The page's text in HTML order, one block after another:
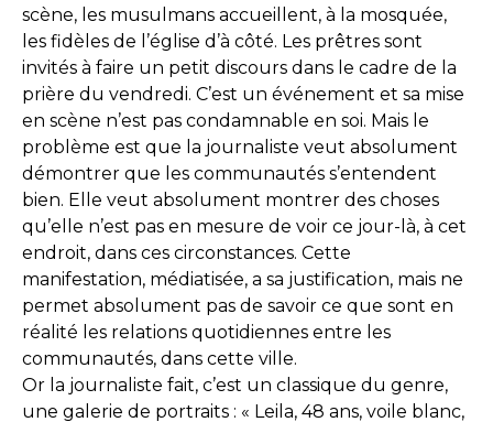
scène, les musulmans accueillent, à la mosquée,
les fidèles de l’église d’à côté. Les prêtres sont
invités à faire un petit discours dans le cadre de la
prière du vendredi. C’est un événement et sa mise
en scène n’est pas condamnable en soi. Mais le
problème est que la journaliste veut absolument
démontrer que les communautés s’entendent
bien. Elle veut absolument montrer des choses
qu’elle n’est pas en mesure de voir ce jour-là, à cet
endroit, dans ces circonstances. Cette
manifestation, médiatisée, a sa justification, mais ne
permet absolument pas de savoir ce que sont en
réalité les relations quotidiennes entre les
communautés, dans cette ville.
Or la journaliste fait, c’est un classique du genre,
une galerie de portraits : « Leila, 48 ans, voile blanc,